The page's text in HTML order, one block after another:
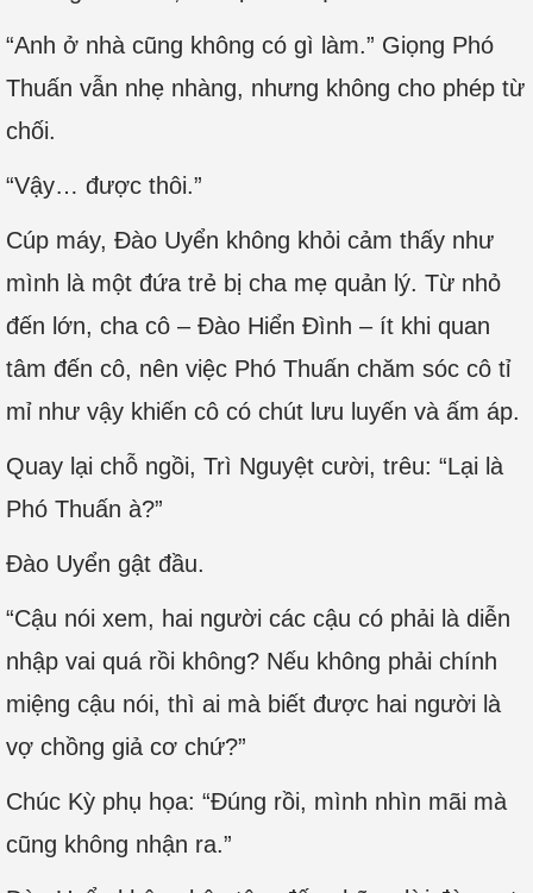
“Anh ở nhà cũng không có gì làm.” Giọng Phó
Thuấn vẫn nhẹ nhàng, nhưng không cho phép từ
chối.
“Vậy… được thôi.”
Cúp máy, Đào Uyển không khỏi cảm thấy như
mình là một đứa trẻ bị cha mẹ quản lý. Từ nhỏ
đến lớn, cha cô – Đào Hiển Đình – ít khi quan
tâm đến cô, nên việc Phó Thuấn chăm sóc cô tỉ
mỉ như vậy khiến cô có chút lưu luyến và ấm áp.
Quay lại chỗ ngồi, Trì Nguyệt cười, trêu: “Lại là
Phó Thuấn à?”
Đào Uyển gật đầu.
“Cậu nói xem, hai người các cậu có phải là diễn
nhập vai quá rồi không? Nếu không phải chính
miệng cậu nói, thì ai mà biết được hai người là
vợ chồng giả cơ chứ?”
Chúc Kỳ phụ họa: “Đúng rồi, mình nhìn mãi mà
cũng không nhận ra.”